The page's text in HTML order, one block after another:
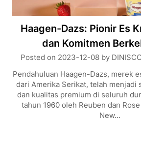
Haagen-Dazs: Pionir Es
dan Komitmen
Posted on 2023-12-08by
Pendahuluan Haagen-Dazs, merek
dari Amerika Serikat, telah menjadi
dan kualitas premium di seluruh
tahun 1960 oleh Reuben dan
New…